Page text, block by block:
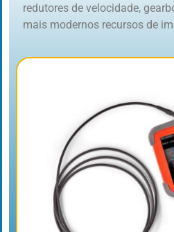
redutores de velocidade,
mais modernos recursos de